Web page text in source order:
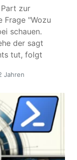
zur
Frage "Wozu
schauen.
der sagt
tut, folgt
Passwort
Jahren